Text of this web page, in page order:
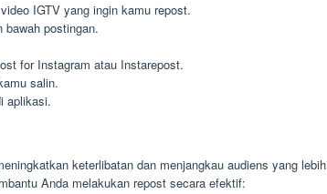
IGTV yang ingin kamu repost.
postingan.
for Instagram atau Instarepost.
salin.
aplikasi.
keterlibatan dan menjangkau audiens yang lebih
Anda melakukan repost secara efektif: